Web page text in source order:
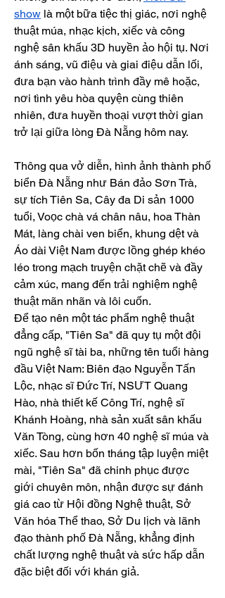
show là một bữa tiệc thị giác, nơi nghệ
thuật múa, nhạc kịch, xiếc và công
nghệ sân khấu 3D huyền ảo hội tụ. Nơi
ánh sáng, vũ điệu và giai điệu dẫn lối,
đưa bạn vào hành trình đầy mê hoặc,
nơi tình yêu hòa quyện cùng thiên
nhiên, đưa huyền thoại vượt thời gian
trở lại giữa lòng Đà Nẵng hôm nay.
Thông qua vở diễn, hình ảnh thành phố
biển Đà Nẵng như Bán đảo Sơn Trà,
sự tích Tiên Sa, Cây đa Di sản 1000
tuổi, Voọc chà vá chân nâu, hoa Thàn
Mát, làng chài ven biển, khung dệt và
Áo dài Việt Nam được lồng ghép khéo
léo trong mạch truyện chặt chẽ và đầy
cảm xúc, mang đến trải nghiệm nghệ
thuật mãn nhãn và lôi cuốn.
Để tạo nên một tác phẩm nghệ thuật
đẳng cấp, "Tiên Sa" đã quy tụ một đội
ngũ nghệ sĩ tài ba, những tên tuổi hàng
đầu Việt Nam: Biên đạo Nguyễn Tấn
Lộc, nhạc sĩ Đức Trí, NSƯT Quang
Hào, nhà thiết kế Công Trí, nghệ sĩ
Khánh Hoàng, nhà sản xuất sân khấu
Văn Tòng, cùng hơn 40 nghệ sĩ múa và
xiếc. Sau hơn bốn tháng tập luyện miệt
mài, "Tiên Sa" đã chinh phục được
giới chuyên môn, nhận được sự đánh
giá cao từ Hội đồng Nghệ thuật, Sở
Văn hóa Thể thao, Sở Du lịch và lãnh
đạo thành phố Đà Nẵng, khẳng định
chất lượng nghệ thuật và sức hấp dẫn
đặc biệt đối với khán giả.